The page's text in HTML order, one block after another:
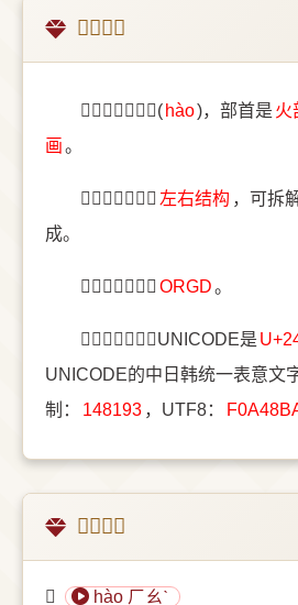
𤋡字概述
〔𤋡〕字拼音是( hào)，部首是 ⽕
画。
〔𤋡〕字结构是 左右结构 ，可拆
成。
〔𤋡〕字五笔是 ORGD。
〔𤋡〕字统一码UNICODE是
UNICODE的中日韩统一表意文
制：
148193 ，UTF8：
𤋡的意思
𤋡 hào ㄏㄠˋ